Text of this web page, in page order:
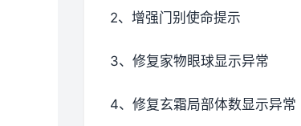
2、增强门别使命提示
3、修复家物眼球显示异常
4、修复玄霜局部体数显示异常